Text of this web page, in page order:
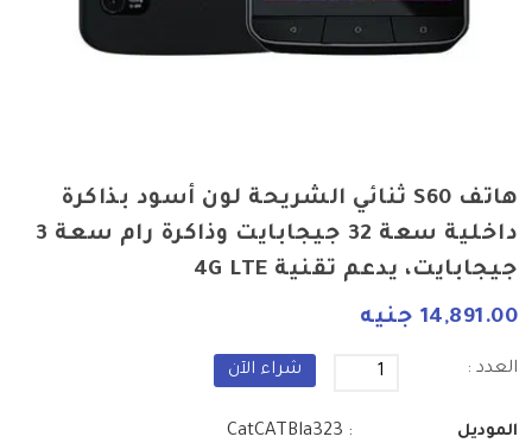
هاتف S60 ثنائي الشريحة لون أسود بذاكرة
داخلية سعة 32 جيجابايت وذاكرة رام سعة 3
جيجابايت، يدعم تقنية 4G LTE
14,891.00 جنيه
العدد : شراء الآن
الموديل : CatCATBla323